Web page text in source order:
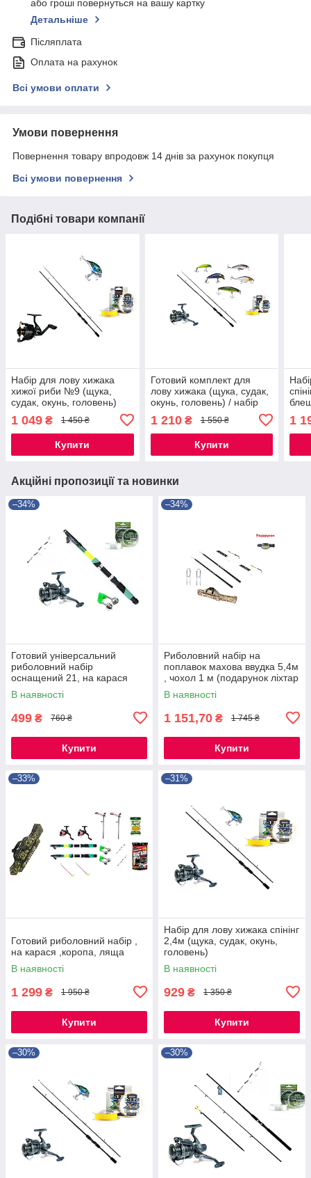
або гроші повернуться на вашу картку
Детальніше
Післяплата
Оплата на рахунок
Всі умови оплати
Умови повернення
Повернення товару впродовж 14 днів за рахунок покупця
Всі умови повернення
Подібні товари компанії
Набір для лову хижака
хижої риби №9 (щука,
судак, окунь, головень)
1 049 ₴ 1 450 ₴
Купити
Готовий комплект для
лову хижака (щука, судак,
окунь, головень) / набір
для рибалки на подарунок
1 210₴ 1 550 ₴
Купити
для
1
Акційні пропозиції та новинки
–34%
Готовий універсальний
риболовний набір
оснащений 21, на карася
,коропа, ляща, плотва
В наявності
499 ₴ 760 ₴
Купити
–34%
Риболовний набір на
поплавок махова ввудка 5,4м
, чохол 1 м (подарунок ліхтар
)В наявності
1 151,70 ₴ 1 745 ₴
Купити
–33%
Готовий риболовний набір ,
на карася ,коропа, ляща
В наявності
1 299 ₴ 1 950 ₴
Купити
–31%
Набір для лову хижака спінінг
2,4м (щука, судак, окунь,
головень)
В наявності
929 ₴ 1 350 ₴
Купити
–30% –30%